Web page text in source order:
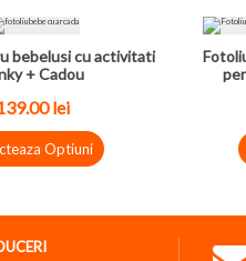
bebelusi cu activitati
+ Cadou
lei
Optiuni